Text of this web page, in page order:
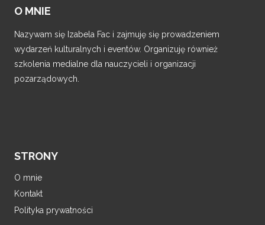
O MNIE
Nazywam się Izabela Fac i zajmuję się prowadzeniem
wydarzeń kulturalnych i eventów. Organizuję również
szkolenia medialne dla nauczycieli i organizacji
pozarządowych.
STRONY
O mnie
Kontakt
Polityka prywatności